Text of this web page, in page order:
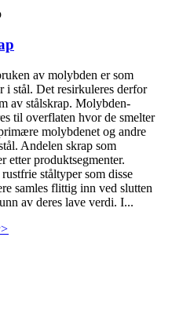
av molybden er som
i stål. Det resirkuleres derfor
av stålskrap. Molybden-
til overflaten hvor de smelter
molybdenet og andre
Andelen skrap som
etter produktsegmenter.
ståltyper som disse
samles flittig inn ved slutten
av deres lave verdi. I...
>